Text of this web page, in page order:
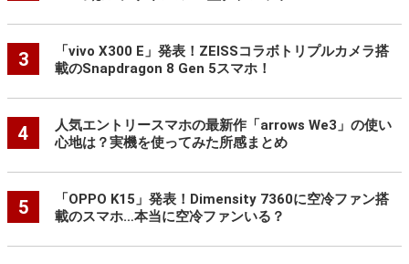
3
「vivo X300 E」発表！ZEISSコラボトリプルカメラ搭
載のSnapdragon 8 Gen 5スマホ！
4
人気エントリースマホの最新作「arrows We3」の使い
心地は？実機を使ってみた所感まとめ
5
「OPPO K15」発表！Dimensity 7360に空冷ファン搭
載のスマホ…本当に空冷ファンいる？